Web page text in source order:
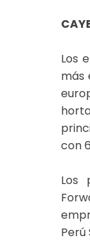
Los
más
con
Los
Perú